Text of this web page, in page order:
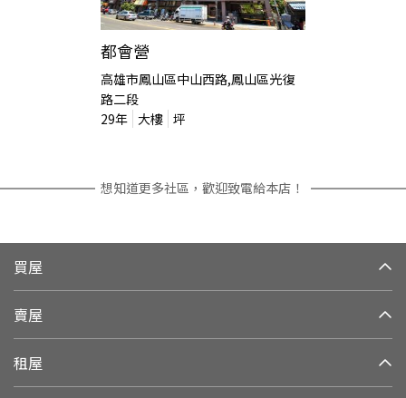
都會營
高雄市鳳山區中山西路,鳳山區光復
路二段
29年 大樓 坪
想知道更多社區，歡迎致電給本店！
買屋
賣屋
租屋